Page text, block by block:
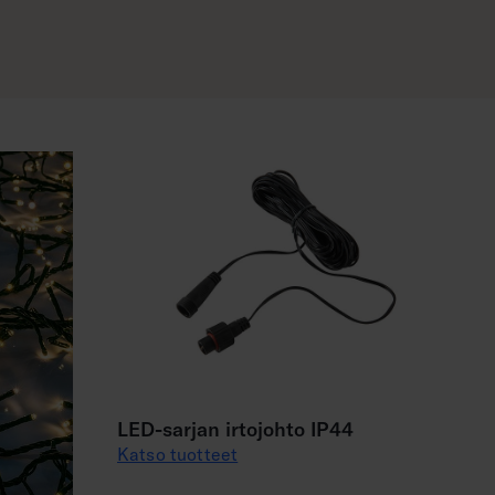
LED-sarjan irtojohto IP44
Katso tuotteet